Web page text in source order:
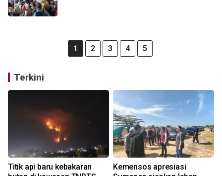
1 2 3 4 5
Terkini
Titik api baru kebakaran
Kemensos apresiasi